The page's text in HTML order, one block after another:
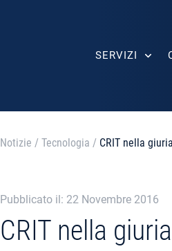
SERVIZI
Notizie / Tecnologia / CRIT nella
Pubblicato il: 22 Novembre 2016
CRIT nella